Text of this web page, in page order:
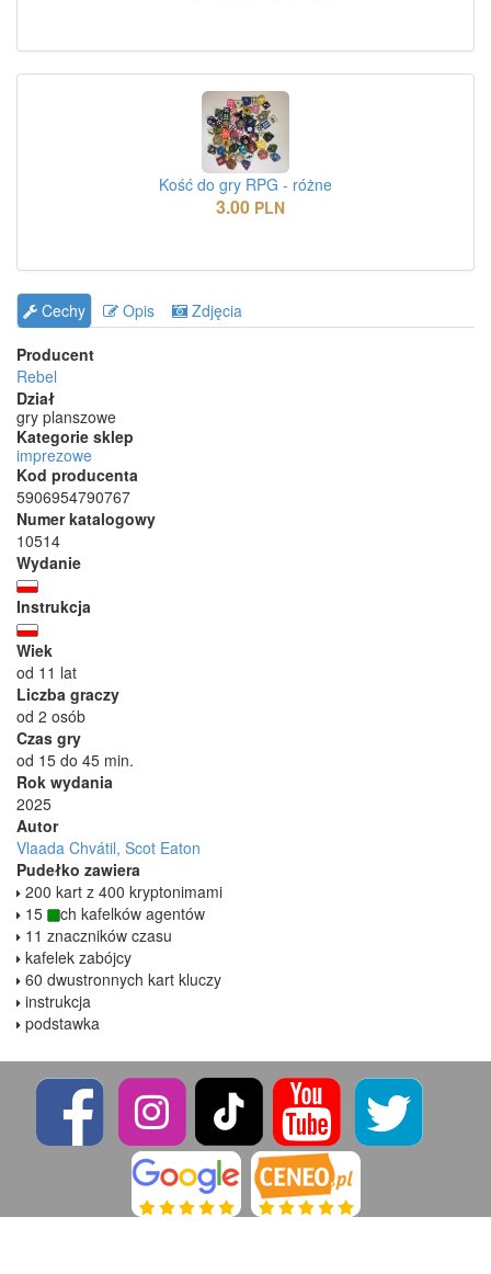
Kość do gry RPG - różne
3.00 PLN
Cechy Opis
Zdjęcia
Producent
Rebel
Dział
gry planszowe
Kategorie sklep
imprezowe
Kod producenta
5906954790767
Numer katalogowy
10514
Wydanie
Instrukcja
Wiek
od 11 lat
Liczba graczy
od 2 osób
Czas gry
od 15 do 45 min.
Rok wydania
2025
Autor
Vlaada Chvátil, Scot Eaton
Pudełko zawiera
200 kart z 400 kryptonimami
15
ch kafelków agentów
11 znaczników czasu
kafelek zabójcy
60 dwustronnych kart kluczy
instrukcja
podstawka